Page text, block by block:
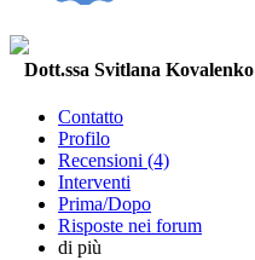
Dott.ssa Svitlana Kovalenko
Contatto
Profilo
Recensioni (4)
Interventi
Prima/Dopo
Risposte nei forum
di più